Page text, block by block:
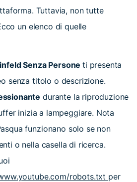
Tuttavia, non tutte
un elenco di quelle
Senza Persone ti presenta
senza titolo o descrizione.
durante la riproduzione
inizia a lampeggiare. Nota
funzionano solo se non
o nella casella di ricerca.
robots.txt per